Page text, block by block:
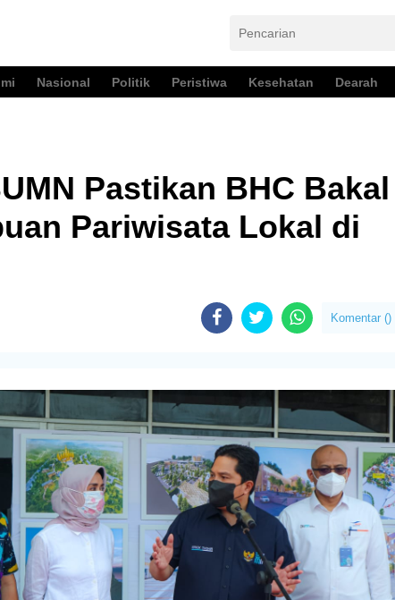
Nasional Politik Peristiwa Kesehatan Dearah
Pastikan BHC Bakal
Pariwisata Lokal di
Komentar ()